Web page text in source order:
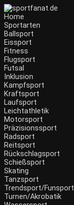
Home
Sportarten
Ballsport
Eissport
Fitness
Flugsport
Futsal
Inklusion
Kampfsport
Kraftsport
Laufsport
Leichtathletik
Motorsport
Präzisionssport
Radsport
Reitsport
Rückschlagsport
Schießsport
Skating
Tanzsport
Trendsport/Funsport
Turnen/Akrobatik